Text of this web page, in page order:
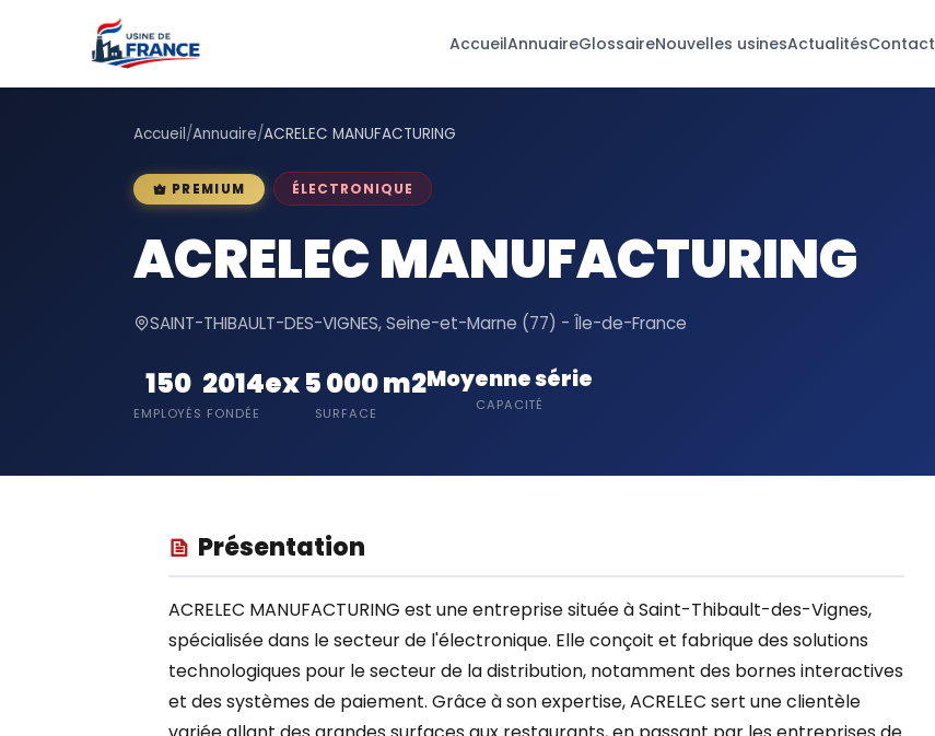
AccueilAnnuaireGlossaireNouvelles usinesActualitésContact
Accueil/Annuaire/ACRELEC MANUFACTURING
PREMIUM ÉLECTRONIQUE
ACRELEC MANUFACTURING
SAINT-THIBAULT-DES-VIGNES, Seine-et-Marne (77) - Île-de-France
150
EMPLOYÉS
2014
FONDÉE
ex 5 000 m2
SURFACE
Moyenne série
CAPACITÉ
Présentation
ACRELEC MANUFACTURING est une entreprise située à Saint-Thibault-des-Vignes,
spécialisée dans le secteur de l'électronique. Elle conçoit et fabrique des solutions
technologiques pour le secteur de la distribution, notamment des bornes interactives
et des systèmes de paiement. Grâce à son expertise, ACRELEC sert une clientèle